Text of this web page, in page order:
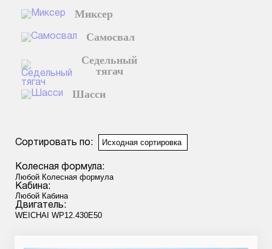
Миксер
Самосвал
Седельный
тягач
Шасси
Сортировать по:
Колесная формула:
Кабина:
Двигатель: